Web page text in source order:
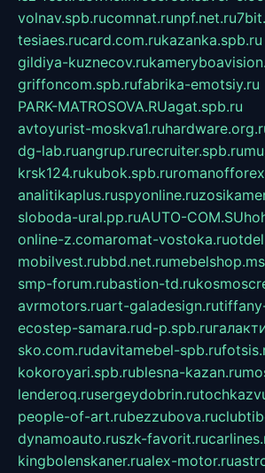
volnav.spb.rucomnat.runpf.net.ru
tesiaes.rucard.com.rukazanka.spb.ru
gildiya-kuznecov.ru
griffoncom.spb.rufabrika-emotsiy.ru
PARK-MATROSOVA.RUagat.spb.ru
avtoyurist-moskva1.ru
dg-lab.ruangrup.rurecruiter.spb.ru
krsk124.rukubok.spb.ru
analitikaplus.ruspyonline.ru
sloboda-ural.pp.ruAUTO-COM.SU
online-z.comaromat-vostoka.ru
mobilvest.rubbd.net.ru
smp-forum.rubastion-td.ru
avrmotors.ruart-galadesign.ru
ecostep-samara.rud-p.spb.ru
sko.com.rudavitamebel-spb.ru
kokoroyari.spb.rublesna-kazan.ru
lenderoq.rusergeydobrin.ru
people-of-art.rubezzubova.ru
dynamoauto.ruszk-favorit.ru
kingbolenskaner.rualex-motor.ru